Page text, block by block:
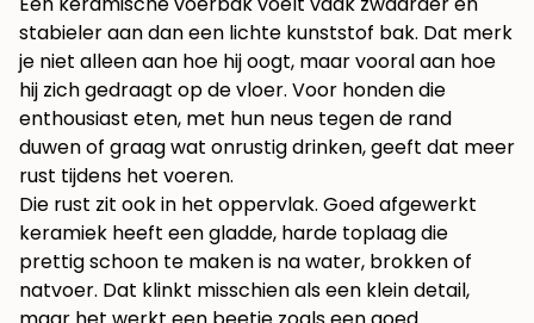
stabieler aan dan een lichte kunststof bak. Dat merk
je niet alleen aan hoe hij oogt, maar vooral aan hoe
hij zich gedraagt op de vloer. Voor honden die
enthousiast eten, met hun neus tegen de rand
duwen of graag wat onrustig drinken, geeft dat meer
rust tijdens het voeren.
Die rust zit ook in het oppervlak. Goed afgewerkt
keramiek heeft een gladde, harde toplaag die
prettig schoon te maken is na water, brokken of
natvoer. Dat klinkt misschien als een klein detail,